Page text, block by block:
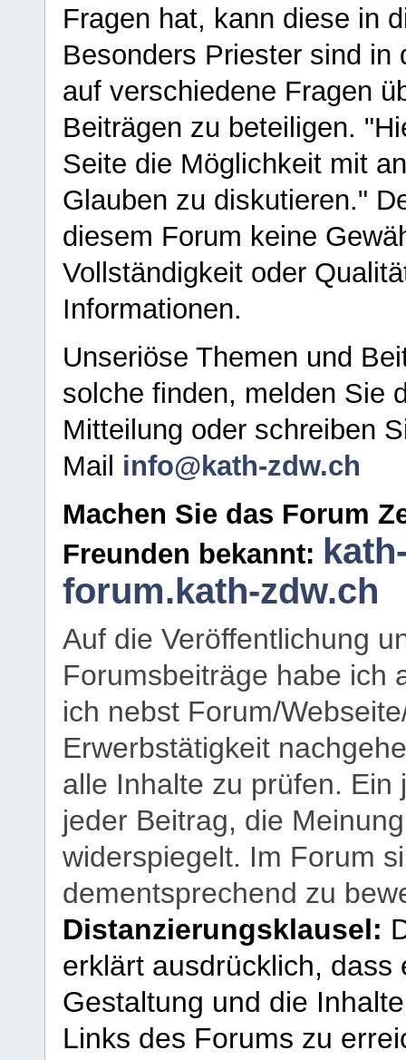
Fragen hat, kann diese in
Besonders Priester sind in
auf verschiedene Fragen
Beiträgen zu beteiligen.
Seite die Möglichkeit mit
Glauben zu diskutieren."
diesem Forum keine
Vollständigkeit oder
Informationen.
Unseriöse Themen und
solche finden, melden Sie
Mitteilung oder schreiben
Mail info@kath-zdw.ch
Machen Sie das Forum
Freunden bekannt:
forum.kath-zdw.ch
Auf die Veröffentlichung
Forumsbeiträge habe ich
ich nebst Forum/
Erwerbstätigkeit
alle Inhalte zu prüfen.
jeder Beitrag, die
widerspiegelt. Im Forum
dementsprechend zu
Distanzierungsklausel:
erklärt ausdrücklich,
Gestaltung und die
Links des Forums zu